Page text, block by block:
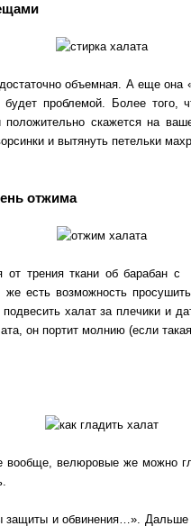
объемная. А еще она
проблемой. Более того,
положительно скажется на
и вытянуть петельки
отжима
трения ткани об барабан
есть возможность
халат за плечики и
он портит молнию (если
велюровые же можно
и обвинения…». Дальше